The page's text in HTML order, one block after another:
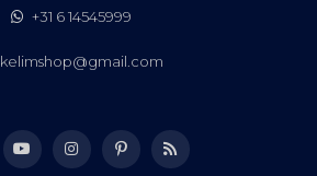
+31 6 14545999
kelimshop@gmail.com